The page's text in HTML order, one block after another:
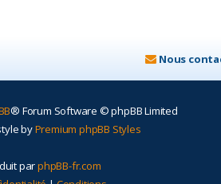
Nous
® Forum Software © phpBB Limited
byPremium phpBB Styles
parphpBB-fr.com